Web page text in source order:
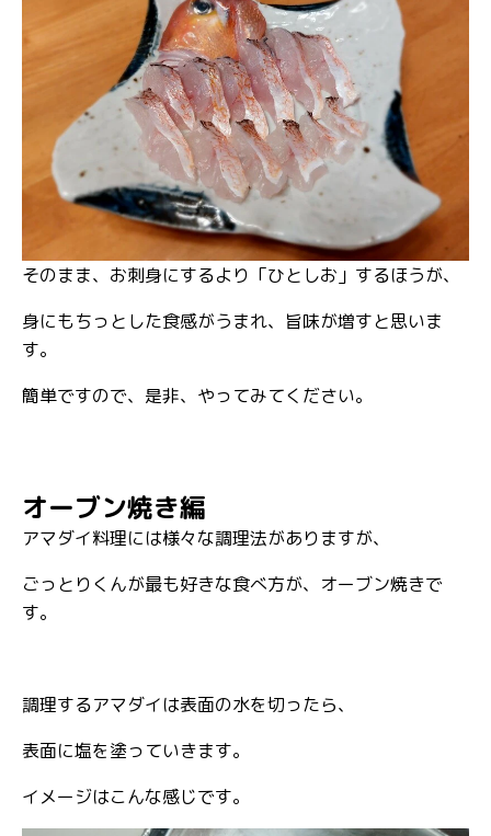
そのまま、お刺身にするより「ひとしお」するほうが、
身にもちっとした食感がうまれ、旨味が増すと思いま
す。
簡単ですので、是非、やってみてください。
オーブン焼き編
アマダイ料理には様々な調理法がありますが、
ごっとりくんが最も好きな食べ方が、オーブン焼きで
す。
調理するアマダイは表面の水を切ったら、
表面に塩を塗っていきます。
イメージはこんな感じです。